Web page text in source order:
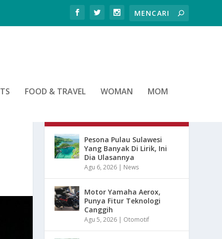
FOOD & TRAVEL WOMAN MOM
Pesona Pulau Sulawesi
Yang Banyak Di Lirik, Ini
Dia Ulasannya
Agu 6, 2026 | News
Motor Yamaha Aerox,
Punya Fitur Teknologi
Canggih
Agu 5, 2026 | Otomotif